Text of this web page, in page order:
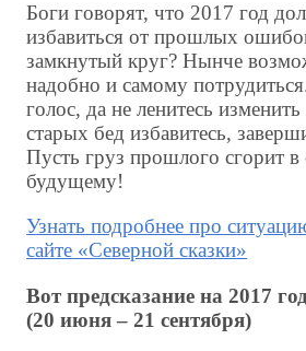
Боги говорят, что 2017 год
избавиться от прошлых
замкнутый круг? Нынче
надобно и самому
голос, да не ленитесь
старых бед избавитесь,
Пусть груз прошлого сгорит
будущему!
Узнать подробнее про
сайте «Северной сказки»
Вот предсказание на 2017
(20 июня – 21 сентября)